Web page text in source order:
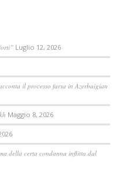
Luglio 12, 2026
il processo farsa in Azerbaigian
Maggio 8, 2026
della certa condanna inflitta dal